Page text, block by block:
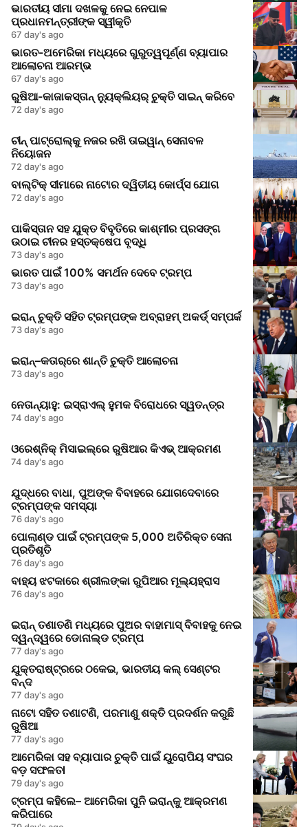
ଭାରତୀୟ ସୀମା ଦଖଳକୁ ନେଇ ନେପାଳ
ପ୍ରଧାନମନ୍ତ୍ରୀଙ୍କ ସ୍ୱୀକୃତି
67 day's ago
ଭାରତ-ଅମେରିକା ମଧ୍ୟରେ ଗୁରୁତ୍ୱପୂର୍ଣ୍ଣ ବ୍ୟାପାର
ଆଲୋଚନା ଆରମ୍ଭ
67 day's ago
ରୁଷିଆ-କାଜାକସ୍ତାନ୍ ନ୍ୟୁକ୍ଲିୟର୍ ଚୁକ୍ତି ସାଇନ୍ କରିବେ
72 day's ago
ଚୀନ୍ ପାଟ୍ରୋଲ୍‌କୁ ନଜର ରଖି ତାଇୱାନ୍ ସେନାବଳ
ନିୟୋଜନ
72 day's ago
ବାଲ୍ଟିକ୍ ସୀମାରେ ନାଟୋର ଦ୍ୱିତୀୟ କୋର୍ପ୍ସ ଯୋଗ
72 day's ago
ପାକିସ୍ତାନ ସହ ଯୁକ୍ତ ବିବୃତିରେ କାଶ୍ମୀର ପ୍ରସଙ୍ଗ
ଉଠାଇ ଚୀନର ହସ୍ତକ୍ଷେପ ବୃଦ୍ଧି
73 day's ago
ଭାରତ ପାଇଁ 100% ସମର୍ଥନ ଦେବେ ଟ୍ରମ୍ପ
73 day's ago
ଇରାନ୍‌ ଚୁକ୍ତି ସହିତ ଟ୍ରମ୍ପଙ୍କ ଅବ୍ରାହମ୍‌ ଅକର୍ଡ୍‌ ସମ୍ପର୍କ
73 day's ago
ଇରାନ୍‌–କତାର୍‌ରେ ଶାନ୍ତି ଚୁକ୍ତି ଆଲୋଚନା
73 day's ago
ନେତାନ୍ୟାହୁ: ଇସ୍ରାଏଲ୍‌ ହୁମକ ବିରୋଧରେ ସ୍ୱତନ୍ତ୍ର
74 day's ago
ଓରେଶ୍ନିକ୍‌ ମିସାଇଲ୍‌ରେ ରୁଷିଆର କିଏଭ୍‌ ଆକ୍ରମଣ
74 day's ago
ଯୁଦ୍ଧରେ ବାଧା, ପୁଅଙ୍କ ବିବାହରେ ଯୋଗଦେବାରେ
ଟ୍ରମ୍ପଙ୍କ ସମସ୍ୟା
76 day's ago
ପୋଲାଣ୍ଡ ପାଇଁ ଟ୍ରମ୍ପଙ୍କ 5,000 ଅତିରିକ୍ତ ସେନା
ପ୍ରତିଶୃତି
76 day's ago
ବାହ୍ୟ ଝଟକାରେ ଶ୍ରୀଲଙ୍କା ରୁପିଆର ମୂଲ୍ୟହ୍ରାସ
76 day's ago
ଇରାନ୍ ତଣାତଣି ମଧ୍ୟରେ ପୁଅର ବାହାମାସ୍ ବିବାହକୁ ନେଇ
ଦ୍ୱନ୍ଦ୍ୱରେ ଡୋନାଲ୍ଡ ଟ୍ରମ୍ପ
77 day's ago
ଯୁକ୍ତରାଷ୍ଟ୍ରରେ ଠକେଇ, ଭାରତୀୟ କଲ୍‌ ସେଣ୍ଟର
ବନ୍ଦ
77 day's ago
ନାଟୋ ସହିତ ତଣାଟଣି, ପରମାଣୁ ଶକ୍ତି ପ୍ରଦର୍ଶନ କରୁଛି
ରୁଷିଆ
77 day's ago
ଆମେରିକା ସହ ବ୍ୟାପାର ଚୁକ୍ତି ପାଇଁ ୟୁରୋପିୟ ସଂଘର
ବଡ଼ ସଫଳତl
79 day's ago
ଟ୍ରମ୍ପ କହିଲେ– ଆମେରିକା ପୁନି ଇରାନ୍‌କୁ ଆକ୍ରମଣ
କରିପାରେ